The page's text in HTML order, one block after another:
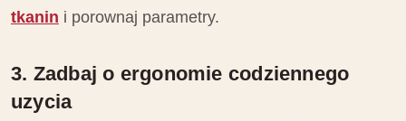
tkanin i porownaj parametry.
3. Zadbaj o ergonomie codziennego
uzycia